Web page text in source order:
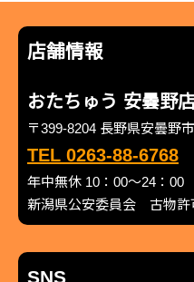
店舗情報
おたちゅう 安曇野
〒399-8204 長野県安曇野
TEL 0263-88-6768
年中無休 10：00～24：00
新潟県公安委員会 古物許
SNS